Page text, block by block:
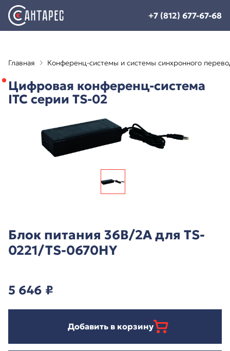
+7 (812) 677-67-68
Главная Конференц-системы и системы синхронного
Цифровая конференц-система
ITC серии TS-02
Блок питания 36В/2А для TS-
0221/TS-0670HY
5 646 ₽
Добавить в корзину